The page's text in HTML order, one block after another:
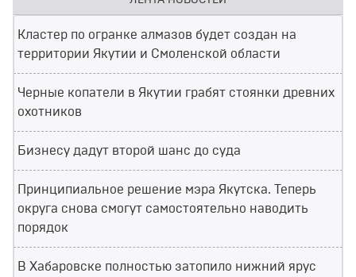
Кластер по огранке алмазов будет создан на
территории Якутии и Смоленской области
Черные копатели в Якутии грабят стоянки древних
охотников
Бизнесу дадут второй шанс до суда
Принципиальное решение мэра Якутска. Теперь
округа снова смогут самостоятельно наводить
порядок
В Хабаровске полностью затопило нижний ярус